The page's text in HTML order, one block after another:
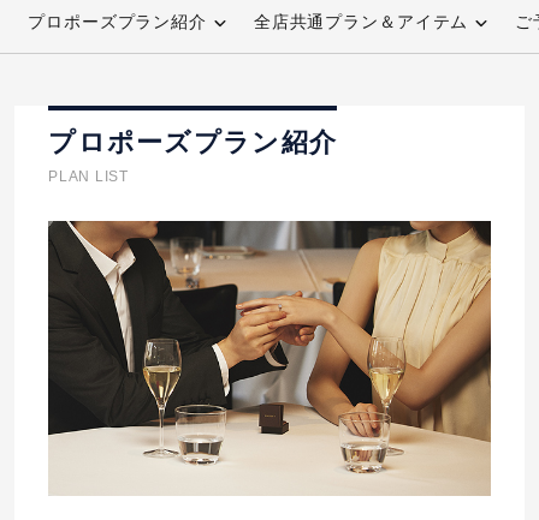
プロポーズプラン紹介 全店共通プラン＆アイテム ご
プロポーズプラン紹介
PLAN LIST
プロポーズサポートの流れ
スペシャルプロポーズイベント
プロポーズアイテム
おすすめの婚約指輪
パーフェクトプロポーズリング®
プロポーズシチュエーション診断
プロポーズ知恵袋
プロポーズ意識調査結果一覧
婚約指輪選び方ガイド
ダイヤモンドの品質とは？
プロポーズの方法
アイプリモについて
ニュース
婚約指輪のご購入と
プロポーズのご相談